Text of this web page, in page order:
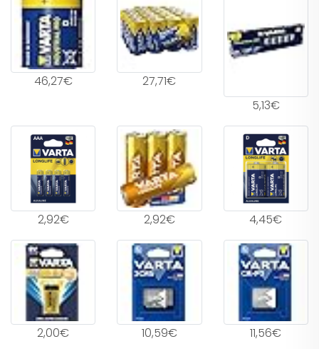
46,27€
27,71€
5,13€
2,92€ 2,92€ 4,45€
2,00€ 10,59€ 11,56€